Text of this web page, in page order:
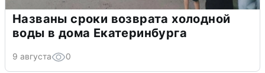
Названы сроки возврата холодной
воды в дома Екатеринбурга
9 августа 0